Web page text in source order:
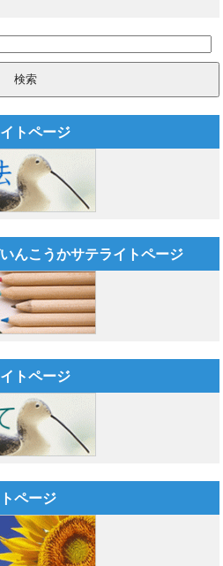
トページ
んこうかサテライトページ
トページ
ページ